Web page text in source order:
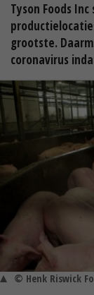
Tyson Foods
grootste.
coronavirus
© Henk Riswick